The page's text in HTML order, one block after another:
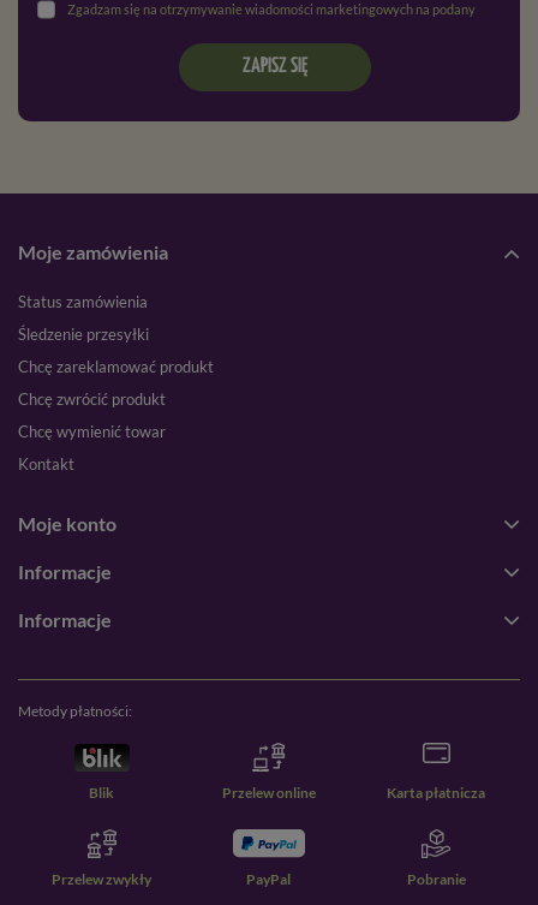
Zgadzam się na otrzymywanie wiadomości marketingowych na podany adres e-mail oraz przetwarzanie danych osobowych zgodnie z
ZAPISZ SIĘ
Moje zamówienia
Status zamówienia
Śledzenie przesyłki
Chcę zareklamować produkt
Chcę zwrócić produkt
Chcę wymienić towar
Kontakt
Moje konto
Informacje
Informacje
Metody płatności:
Blik Przelew online Karta płatnicza
Przelew zwykły PayPal Pobranie